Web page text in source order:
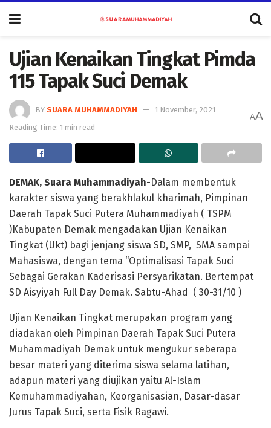
Ujian Kenaikan Tingkat Pimda
115 Tapak Suci Demak
BY SUARA MUHAMMADIYAH
1 November, 2021
Reading Time: 1 min read
AA
DEMAK, Suara Muhammadiyah-Dalam membentuk
karakter siswa yang berakhlakul kharimah, Pimpinan
Daerah Tapak Suci Putera Muhammadiyah ( TSPM
)Kabupaten Demak mengadakan Ujian Kenaikan
Tingkat (Ukt) bagi jenjang siswa SD, SMP, SMA sampai
Mahasiswa, dengan tema “Optimalisasi Tapak Suci
Sebagai Gerakan Kaderisasi Persyarikatan. Bertempat
SD Aisyiyah Full Day Demak. Sabtu-Ahad ( 30-31/10 )
Ujian Kenaikan Tingkat merupakan program yang
diadakan oleh Pimpinan Daerah Tapak Suci Putera
Muhammadiyah Demak untuk mengukur seberapa
besar materi yang diterima siswa selama latihan,
adapun materi yang diujikan yaitu Al-Islam
Kemuhammadiyahan, Keorganisasian, Dasar-dasar
Jurus Tapak Suci, serta Fisik Ragawi.